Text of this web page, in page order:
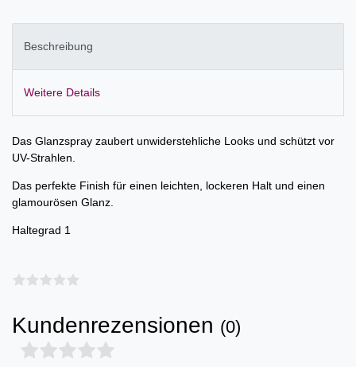
Beschreibung
Weitere Details
Das Glanzspray zaubert unwiderstehliche Looks und schützt vor
UV-Strahlen.
Das perfekte Finish für einen leichten, lockeren Halt und einen
glamourösen Glanz.
Haltegrad 1
Kundenrezensionen (0)